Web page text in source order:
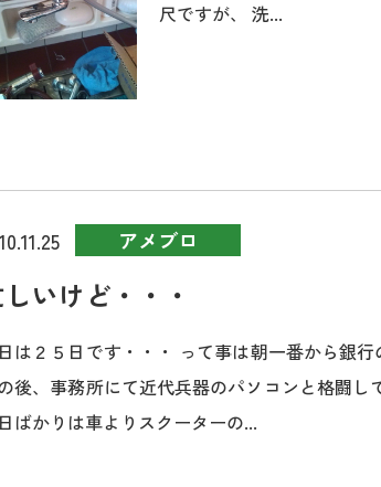
尺ですが、 洗...
アメブロ
いけど・・・
は２５日です・・・ って事は朝一番から銀行
後、事務所にて近代兵器のパソコンと格闘
ばかりは車よりスクーターの...